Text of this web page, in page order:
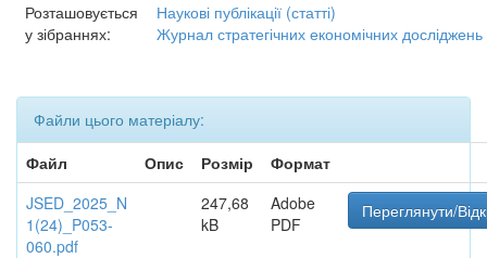
Розташовується
у зібраннях:
Наукові публікації (статті)
Журнал стратегічних економічних досліджень
Файли цього матеріалу:
Файл
Опис Розмір
Формат
JSED_2025_N
1(24)_P053-
060.pdf
247,68
kB
Adobe
PDF
Переглянути/